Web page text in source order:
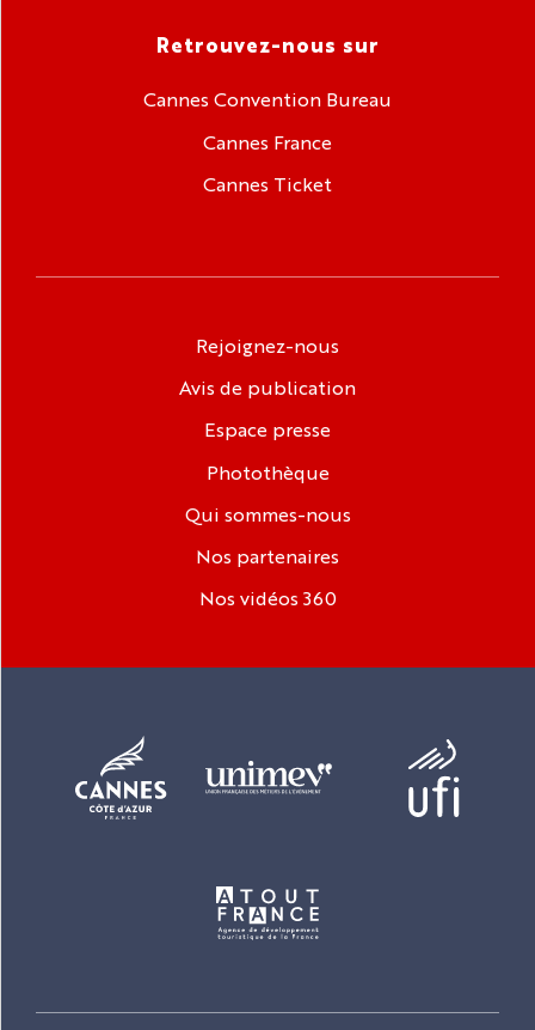
Retrouvez-nous sur
Cannes Convention Bureau
Cannes France
Cannes Ticket
Rejoignez-nous
Avis de publication
Espace presse
Photothèque
Qui sommes-nous
Nos partenaires
Nos vidéos 360